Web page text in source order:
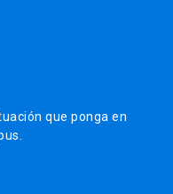
que ponga en